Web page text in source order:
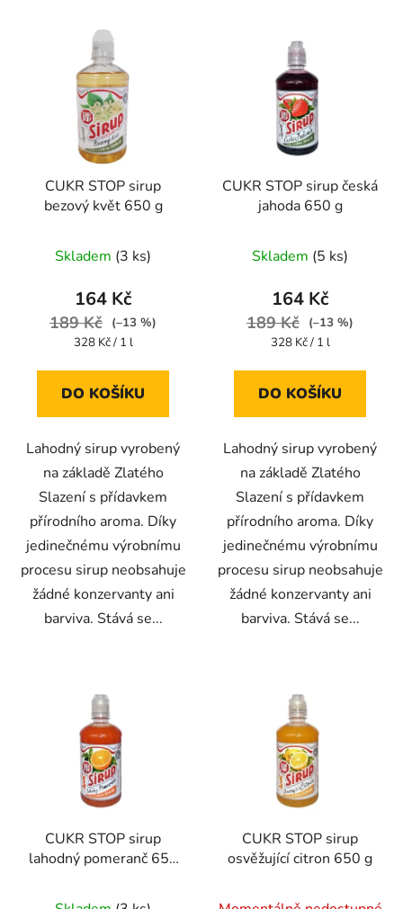
CUKR STOP sirup
bezový květ 650 g
Skladem (3 ks)
164 Kč
189 Kč
(–13 %)
Měrná
328 Kč / 1 l
DO KOŠÍKU
Lahodný sirup vyrobený
na základě Zlatého
Slazení s přídavkem
přírodního aroma. Díky
jedinečnému výrobnímu
procesu sirup neobsahuje
žádné konzervanty ani
barviva. Stává se...
CUKR STOP sirup česká
jahoda 650 g
Skladem (5 ks)
164 Kč
189 Kč
(–13 %)
Měrná
328 Kč / 1 l
DO KOŠÍKU
Lahodný sirup vyrobený
na základě Zlatého
Slazení s přídavkem
přírodního aroma. Díky
jedinečnému výrobnímu
procesu sirup neobsahuje
žádné konzervanty ani
barviva. Stává se...
CUKR STOP sirup
lahodný pomeranč 650
CUKR STOP sirup
osvěžující citron 650 g